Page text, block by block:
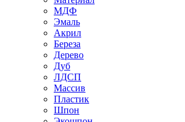
МДФ
Эмаль
Акрил
Береза
Дерево
Дуб
ЛДСП
Массив
Пластик
Шпон